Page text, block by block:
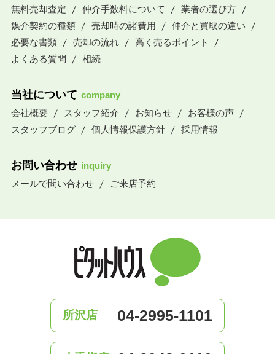
無料売却査定
仲介手数料について
業者の選び方
媒介契約の種類
売却時の諸費用
仲介と買取の違い
必要な書類
売却の流れ
高く売るポイント
よくある質問
相続
当社について company
会社概要
スタッフ紹介 お知らせ
お客様の声
スタッフブログ
個人情報保護方針 採用情報
お問い合わせ inquiry
メールで問い合わせ
ご来店予約
所沢店 04-2995-1101